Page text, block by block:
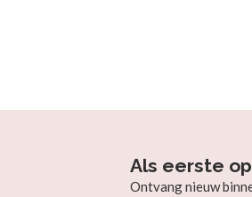
Als eerste
Ontvang nieuw